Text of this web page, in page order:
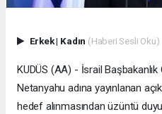
Erkek| Kadın (Haberi Sesli Oku)
KUDÜS (AA) - İsrail
Netanyahu adına yayınlanan
hedef alınmasından üzüntü